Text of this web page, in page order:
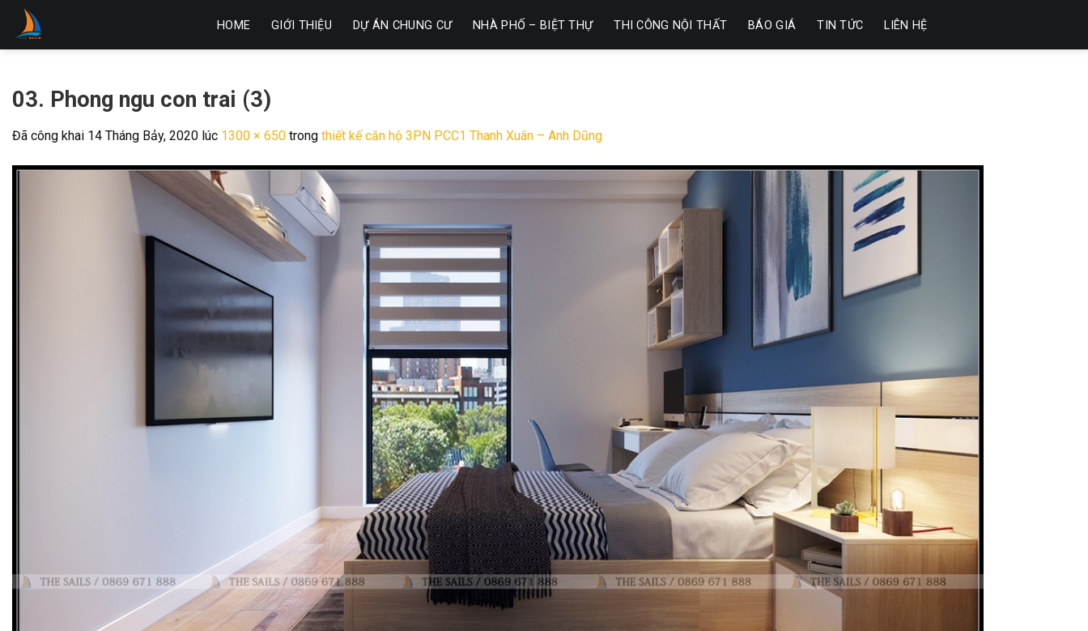
Skip
content
HOME GIỚI THIỆU DỰ ÁN CHUNG CƯ NHÀ PHỐ – BIỆT THỰ THI CÔNG NỘI THẤT BÁO GIÁ TIN TỨC LIÊN HỆ
03. Phong ngu con trai (3)
Đã công khai 14 Tháng Bảy, 2020 lúc 1300 × 650 trong thiết kế căn hộ 3PN PCC1 Thanh Xuân – Anh Dũng